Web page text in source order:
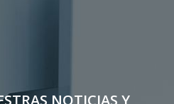
NOTICIAS Y